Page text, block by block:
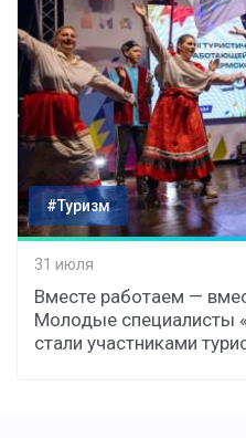
#Туризм
31 июля
Вместе работаем —
Молодые специалисты
стали участниками